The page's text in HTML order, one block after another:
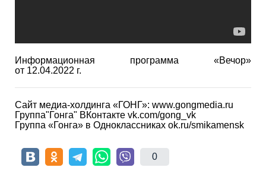
Информационная программа «Вечор»
от 12.04.2022 г.
Сайт медиа-холдинга «ГОНГ»: www.gongmedia.ru
Группа"Гонга" ВКонтакте vk.com/gong_vk
Группа «Гонга» в Одноклассниках ok.ru/smikamensk
0